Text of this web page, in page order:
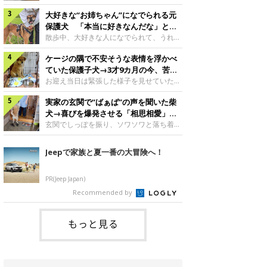
したのでしょうか。今回は、神楽ちゃんの
成長を飼い主さんと振り返ります！神楽ち
ゃんの成長について聞いた！お迎えから数
日後の神楽ちゃん（撮影時生後2カ月）＠
Kus1oKg2vsgdWS2――お迎え当初の神楽
ちゃんの様子について教えてください。飼
い主さん： 「お迎え当日から“ヘソ天”で寝
るようなコでし
犬。あれから2カ月、表情や行動にさまざ
まな変化が見られるようになりました。遊
び疲れて眠る生後2カ月のなっちゃん遊び
疲れた様子のなっちゃん。@Pkndg_紹介
するのは、X（旧Twitter）ユーザー
@Pkndg_さんの愛犬・なっちゃん（取材
時、生後4カ月／柴犬）。こちらの写真
は、なっちゃんが生後2カ月のころに撮影
された一枚です。この日、なっちゃんは家
族と一緒におもちゃで遊んでいました。た
くさん遊んで疲れたのか、その後は眠り始
めたそうです。眠るなっちゃん。
@Pkndg_
大好きな“お姉ちゃん”になでられる元
保護犬 「本当に好きなんだな」と感
じる表情にほっこり
散歩中、大好きな人になでられて、うれし
そうな表情を見せる元保護犬。甘えるよう
な姿に、見ているこちらまでほっこりしま
す。大好きな“お姉ちゃん”に甘える小次郎
くん妹さんになでてもらい、うれしそうな
表情を見せる小次郎くん（2026年6月撮
影）。@mika_Jimmy紹介するのは、X（旧
Twitter）ユーザー@mika_Jimmyさんの愛
犬・小次郎くん（撮影時5才）。こちら
は、飼い主さんの妹さんと一緒に散歩をし
日、飼い主さんは実家から自宅へ帰る途
ケージの隅で不安そうな表情を浮かべ
ていた保護子犬→3才9カ月の今、苦手
を克服し頼もしいコに成長！
お迎え当日は緊張した様子を見せていた元
野犬の保護子犬。あれから約3年半、苦手
だったことを一つひとつ克服し、家族に寄
り添う姿を見せています。お迎え当日、ケ
ージの隅で不安そうにお迎え当日のシルビ
アちゃん。@nemonemotos今回紹介する
のは、X（旧Twitter）ユーザー
@nemonemotosさんの愛犬・シルビアち
主さんが「#最初に撮った一枚」として投
稿した写真には、ケージの隅で不安そうな
表情を浮かべるシルビアちゃんの姿が写っ
ていました。こちらは、保護犬だったシル
実家の玄関で“ばぁば”の声を聞いた柴
犬→喜びを爆発させる「相思相愛」な
光景にほっこり
玄関でしっぽを振り、ソワソワと落ち着か
ない様子の柴犬。その先には、大好きな人
との再会が待っていました。玄関でソワソ
ワする福丸くんソワソワした様子を見せる
のは、X（旧Twitter）ユーザー
@totomo_fukumaruさんが投稿していた
動画。玄関でしっぽを振っているのは、愛
犬・福丸くん（撮影時11才／柴犬）です。
何やらソワソワしている様子が印象的です
が、それにはほっこりする理由がありまし
た。 玄関で聞こえた、うれしい声ばぁば
Jeepで家族と夏一番の大冒険へ！
PR(Jeep Japan)
Recommended by
もっと見る